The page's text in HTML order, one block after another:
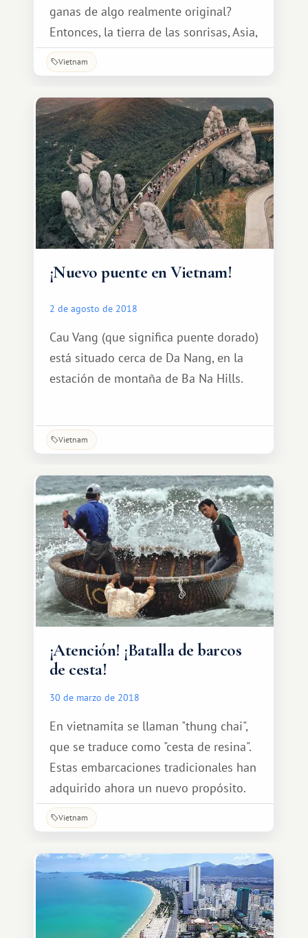
ganas de algo realmente original?
Entonces, la tierra de las sonrisas, Asia,
es para ti.
Vietnam
¡Nuevo puente en Vietnam!
2 de agosto de 2018
Cau Vang (que significa puente dorado)
está situado cerca de Da Nang, en la
estación de montaña de Ba Na Hills.
Vietnam
¡Atención! ¡Batalla de barcos
de cesta!
30 de marzo de 2018
En vietnamita se llaman "thung chai",
que se traduce como "cesta de resina".
Estas embarcaciones tradicionales han
adquirido ahora un nuevo propósito.
Vietnam